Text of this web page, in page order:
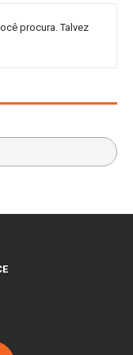
procura. Talvez